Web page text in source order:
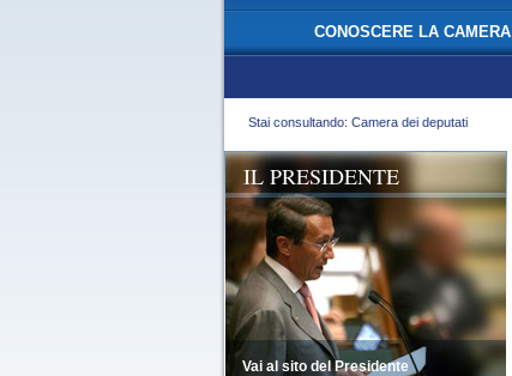
CONOSCERE LA CAMERA
Stai consultando: Camera dei deputati
IL PRESIDENTE
Vai al sito del Presidente